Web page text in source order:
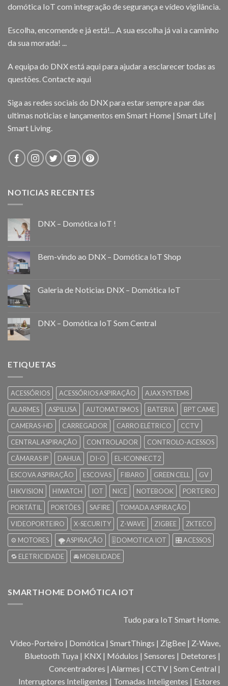
domótica IoT com integração de segurança e vídeo vigilância.
Escolha, encomende e já está!... A sua escolha já vai a caminho
da sua morada! ...
A equipa do DNX está aqui para ajudar a esclarecer todas as
questões.Contacte aqui
Siga as redes sociais do DNX para estar sempre a par das
ultimas noticias e lançamentos em Smart Home | Smart Life |
Smart Living.
NOTICIAS RECENTES
DNX – Domótica IoT !
Bem-vindo ao DNX – Domótica IoT Shop
Galeria de Noticias DNX – Domótica IoT
DNX – Domótica IoT Som Central
ETIQUETAS
ACESSÓRIOS ACESSÓRIOS ASPIRAÇÃO
AJAX SYSTEMS
ALARMES
ASPILUSA AUTOMATISMOS BATERIA
BPT CAME
CAMERAS-HD
CARREGADOR CARRO ELÉTRICO
CCTV
CENTRAL ASPIRAÇÃO
CONTROLADOR
CONTROLO-ACESSOS
CÂMARAS IP
DAHUA DI-O
EL-ICONNECT2
ESCOVA ASPIRAÇÃO
ESCOVAS FIBARO GREEN CELL
GV
HIKVISION
HIWATCH IOT NICE NOTEBOOK
PORTEIRO
PORTÁTIL
PORTÕES SAFIRE
TOMADA ASPIRAÇÃO
VIDEOPORTEIRO
X-SECURITY Z-WAVE ZIGBEE
ZKTECO
⚙️ MOTORES
🌪️ ASPIRAÇÃO 🎚️ DOMOTICA IOT
🎛️ ACESSOS
🔁 ELETRICIDADE
🚘 MOBILIDADE
SMARTHOME DOMÓTICA IOT
Tudo para IoT Smart Home.
Video-Porteiro | Domótica | SmartThings | ZigBee | Z-Wave,
Bluetooth Tuya | KNX | Módulos | Sensores | Detetores |
Concentradores | Alarmes | CCTV | Som Central |
Interruptores Inteligentes | Tomadas Inteligentes | Estores